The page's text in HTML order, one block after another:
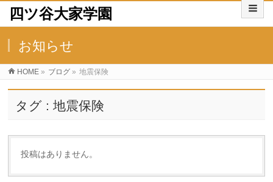
四ツ谷大家学園
お知らせ
HOME » ブログ » 地震保険
タグ : 地震保険
投稿はありません。